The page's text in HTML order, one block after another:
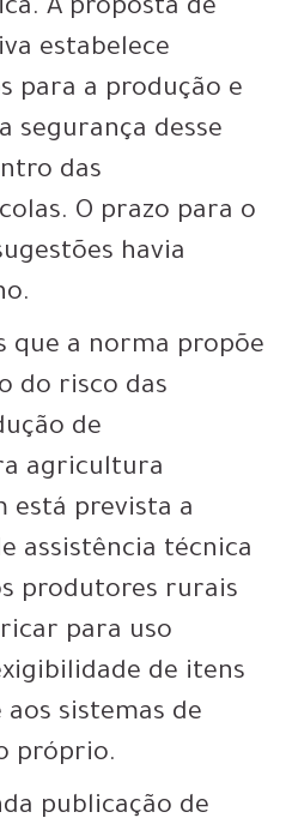
A proposta de
estabelece
para a produção e
segurança desse
das
O prazo para o
havia
que a norma propõe
do risco das
de
agricultura
está prevista a
assistência técnica
produtores rurais
para uso
de itens
sistemas de
próprio.
publicação de